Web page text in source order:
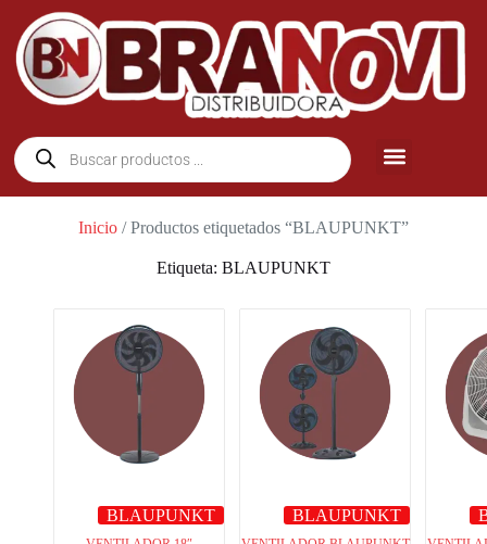
Inicio / Productos etiquetados “BLAUPUNKT”
Etiqueta: BLAUPUNKT
BLAUPUNKT BLAUPUNKT